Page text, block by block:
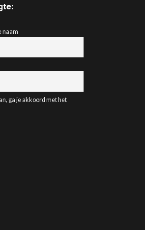
naam
ga je akkoord met het